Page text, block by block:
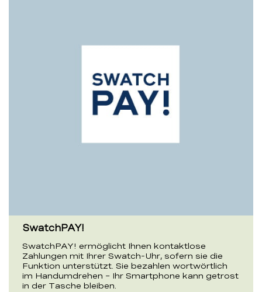
SwatchPAY!
SwatchPAY! ermöglicht Ihnen kontaktlose
Zahlungen mit Ihrer Swatch-Uhr, sofern sie die
Funktion unterstützt. Sie bezahlen wortwörtlich
im Handumdrehen – Ihr Smartphone kann getrost
in der Tasche bleiben.